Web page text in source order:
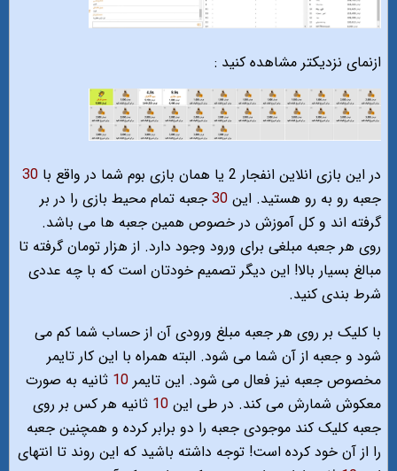
ازنمای نزدیکتر مشاهده کنید :
در این بازی انلاین انفجار 2 یا همان بازی بوم شما در واقع با
30
جعبه رو به رو هستید. این 30 جعبه تمام محیط بازی را در بر
گرفته اند و کل آموزش در خصوص همین جعبه ها می باشد.
روی هر جعبه مبلغی برای ورود وجود دارد. از هزار تومان گرفته تا
مبالغ بسیار بالا! این دیگر تصمیم خودتان است که با چه عددی
شرط بندی کنید.
با کلیک بر روی هر جعبه مبلغ ورودی آن از حساب شما کم می
شود و جعبه از آن شما می شود. البته همراه با این کار تایمر
مخصوص جعبه نیز فعال می شود. این تایمر 10 ثانیه به صورت
معکوش شمارش می کند. در طی این 10 ثانیه هر کس بر روی
جعبه کلیک کند موجودی جعبه را دو برابر کرده و همچنین جعبه
را از آن خود کرده است! توجه داشته باشید که این روند تا انتهای